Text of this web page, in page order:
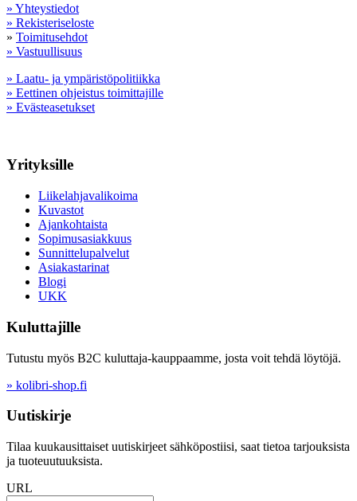
» Yhteystiedot
» Rekisteriseloste
» Toimitusehdot
» Vastuullisuus
» Laatu- ja ympäristöpolitiikka
» Eettinen ohjeistus toimittajille
» Evästeasetukset
Yrityksille
Liikelahjavalikoima
Kuvastot
Ajankohtaista
Sopimusasiakkuus
Sunnittelupalvelut
Asiakastarinat
Blogi
UKK
Kuluttajille
Tutustu myös B2C kuluttaja-kauppaamme, josta voit tehdä löytöjä.
» kolibri-shop.fi
Uutiskirje
Tilaa kuukausittaiset uutiskirjeet sähköpostiisi, saat tietoa tarjouksista
ja tuoteuutuuksista.
URL